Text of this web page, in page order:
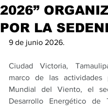
2026”
POR LA
9 de junio 2026.
Ciudad Victoria,
marco de las
Mundial del Viento, el
Desarrollo Energético de